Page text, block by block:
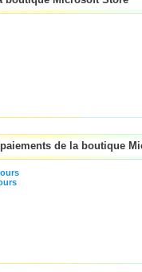
de la boutique